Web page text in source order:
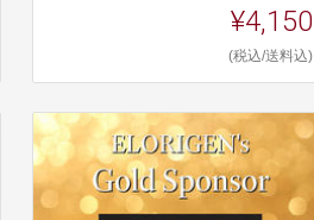
¥4,150
(税込/送料込)